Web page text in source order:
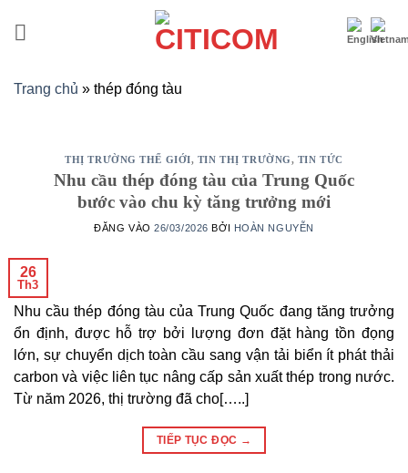
Trang chủ » thép đóng tàu
THỊ TRƯỜNG THẾ GIỚI, TIN THỊ TRƯỜNG, TIN TỨC
Nhu cầu thép đóng tàu của Trung Quốc
bước vào chu kỳ tăng trưởng mới
ĐĂNG VÀO26/03/2026 BỞI HOÀN NGUYỄN
26
Th3
Nhu cầu thép đóng tàu của Trung Quốc đang tăng trưởng
ổn định, được hỗ trợ bởi lượng đơn đặt hàng tồn đọng
lớn, sự chuyển dịch toàn cầu sang vận tải biển ít phát thải
carbon và việc liên tục nâng cấp sản xuất thép trong nước.
Từ năm 2026, thị trường đã cho[…..]
TIẾP TỤC ĐỌC →